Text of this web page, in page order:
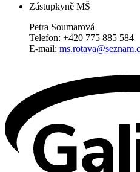
Zástupkyně MŠ
Petra Soumarová
Telefon: +420 775 885 584
E-mail: